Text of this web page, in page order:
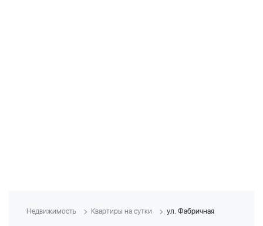
Недвижимость Квартиры на сутки ул. Фабричная